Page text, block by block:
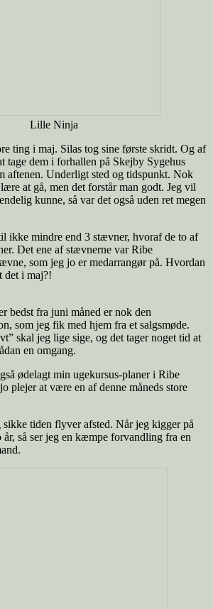
Lille Ninja
ting i maj. Silas tog sine første skridt. Og af
tage dem i forhallen på Skejby Sygehus
aftenen. Underligt sted og tidspunkt. Nok
at gå, men det forstår man godt. Jeg vil
kunne, så var det også uden ret megen
ikke mindre end 3 stævner, hvoraf de to af
Det ene af stævnerne var Ribe
som jeg jo er medarrangør på. Hvordan
det i maj?!
bedst fra juni måned er nok den
som jeg fik med hjem fra et salgsmøde.
skal jeg lige sige, og det tager noget tid at
en omgang.
ødelagt min ugekursus-planer i Ribe
plejer at være en af denne måneds store
tiden flyver afsted. Når jeg kigger på
år, så ser jeg en kæmpe forvandling fra en